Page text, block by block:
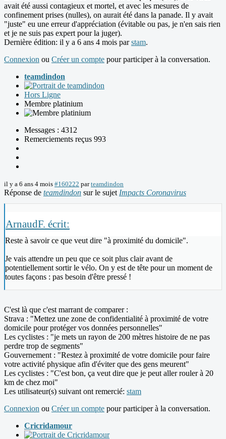
avait été aussi contagieux et mortel, et avec les mesures de
confinement prises (nulles), on aurait été dans la panade. Il y avait
"juste" eu une erreur d'appréciation (évitable ou pas, je n'en sais rien
et je ne suis pas expert pour la juger).
Dernière édition: il y a 6 ans 4 mois parstam.
Connexion ou Créer un compte pour participer à la conversation.
teamdindon
Hors Ligne
Membre platinium
Messages : 4312
Remerciements reçus 993
il y a 6 ans 4 mois #160222 parteamdindon
Réponse de teamdindon sur le sujet Impacts Coronavirus
ArnaudF. écrit:
Reste à savoir ce que veut dire "à proximité du domicile".
Je vais attendre un peu que ce soit plus clair avant de
potentiellement sortir le vélo. On y est de tête pour un moment de
toutes façons : pas besoin d'être pressé !
C'est là que c'est marrant de comparer :
Strava : "Mettez une zone de confidentialité à proximité de votre
domicile pour protéger vos données personnelles"
Les cyclistes : "je mets un rayon de 200 mètres histoire de ne pas
perdre trop de segments"
Gouvernement : "Restez à proximité de votre domicile pour faire
votre activité physique afin d'éviter que des gens meurent"
Les cyclistes : "C'est bon, ça veut dire que je peut aller rouler à 20
km de chez moi"
Les utilisateur(s) suivant ont remercié: stam
Connexion ou Créer un compte pour participer à la conversation.
Cricridamour